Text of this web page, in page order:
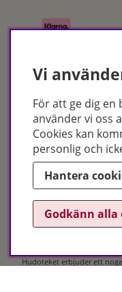
Certifikat
Hudoteket erbjuder ett
Vi
För att ge dig en
använder vi oss
Cookies kan
personlig och
Hantera
Godkänn alla